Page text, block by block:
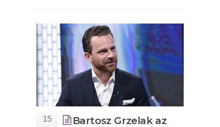
15
Bartosz Grzelak az